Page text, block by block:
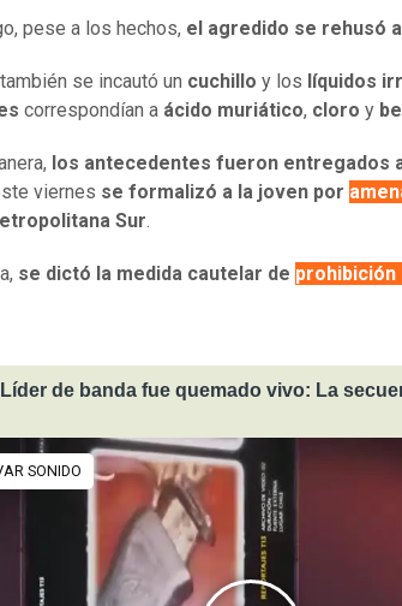
pese a los hechos, el agredido se rehusó
se incautó un cuchillo y los líquidos
correspondían a ácido muriático, cloro y
los antecedentes fueron entregados
viernes se formalizó a la joven por
Sur.
se dictó la medida cautelar de prohibición
Líder de banda fue quemado vivo: La